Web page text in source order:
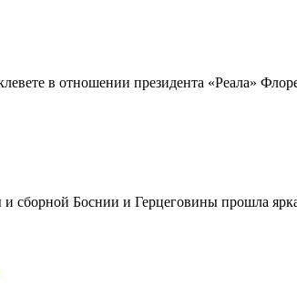
в отношении президента «Реала»
Боснии и Герцеговины прошла